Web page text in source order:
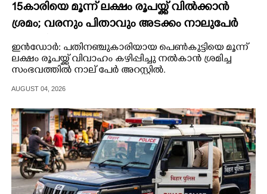
15കാരിയെ മൂന്ന് ലക്ഷം രൂപയ്ക്ക് വിൽക്കാൻ
ശ്രമം; വരനും പിതാവും അടക്കം നാലുപേർ
അറസ്റ്റിൽ
ഇൻഡോർ: പതിനഞ്ചുകാരിയായ പെൺകുട്ടിയെ മൂന്ന്
ലക്ഷം രൂപയ്ക്ക് വിവാഹം കഴിപ്പിച്ചു നൽകാൻ ശ്രമിച്ച
സംഭവത്തിൽ നാല് പേർ അറസ്റ്റിൽ.
AUGUST 04, 2026